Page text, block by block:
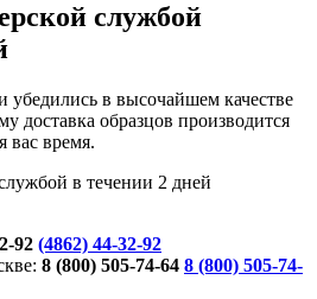
службой
в высочайшем качестве
доставка образцов производится
вас время.
92 (4862) 44-32-92
8 (800) 505-74-64 8 (800) 505-74-